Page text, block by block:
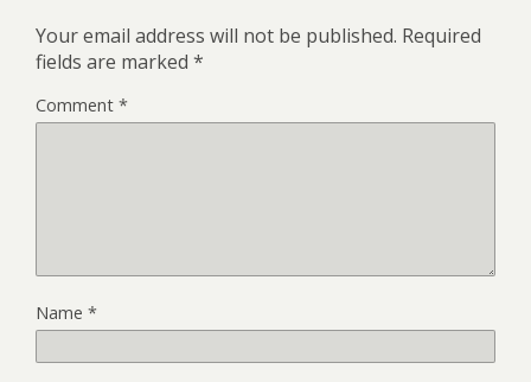
Your email address will not be published. Required
fields are marked *
Comment *
Name *